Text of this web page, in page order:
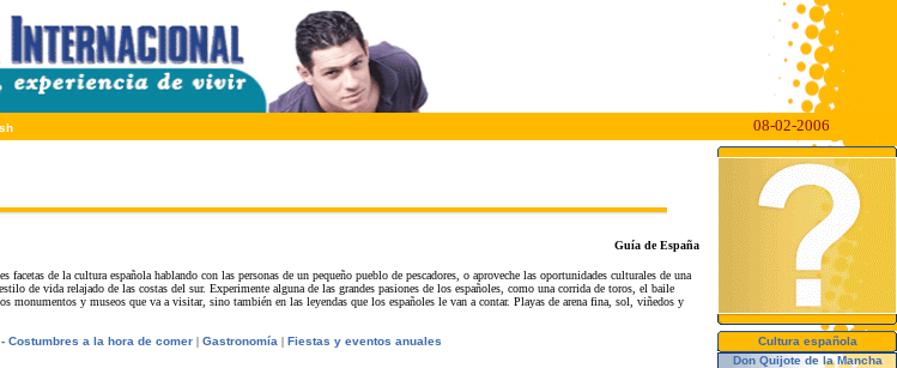
08-02-2006
Guía de España
de la cultura española hablando con las personas de un pequeño pueblo de pescadores, o aproveche las oportunidades culturales de una
de vida relajado de las costas del sur. Experimente alguna de las grandes pasiones de los españoles, como una corrida de toros, el baile
monumentos y museos que va a visitar, sino también en las leyendas que los españoles le van a contar. Playas de arena fina, sol, viñedos y
Costumbres a la hora de comer| Gastronomía | Fiestas y eventos anuales
Cultura española
Don Quijote de la Mancha